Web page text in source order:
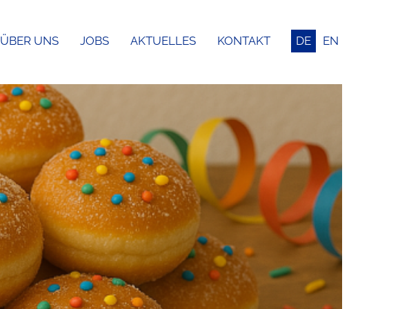
ÜBER UNS JOBS AKTUELLES KONTAKT DE EN